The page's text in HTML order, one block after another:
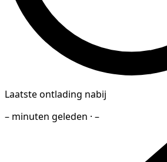
Laatste ontlading nabij
– minuten geleden · –